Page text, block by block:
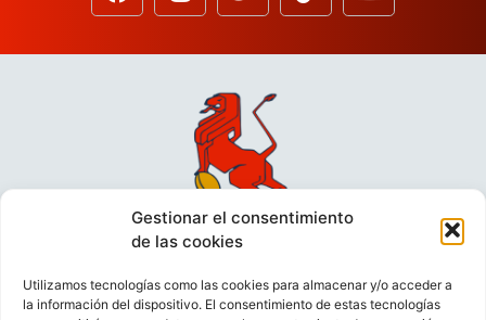
Gestionar el consentimiento
de las cookies
Utilizamos tecnologías como las cookies para almacenar y/o acceder a
la información del dispositivo. El consentimiento de estas tecnologías